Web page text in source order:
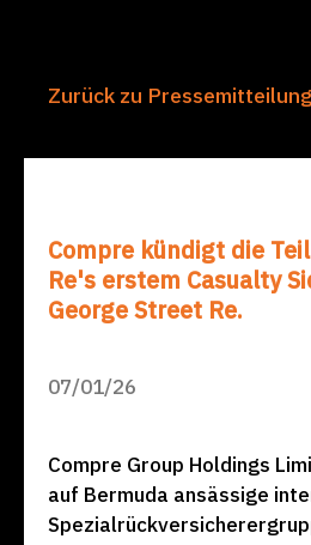
Zurück zu
Compre kündigt die
Re's erstem Casualty
George Street Re.
07/01/26
Compre Group Holdings
auf Bermuda ansässige